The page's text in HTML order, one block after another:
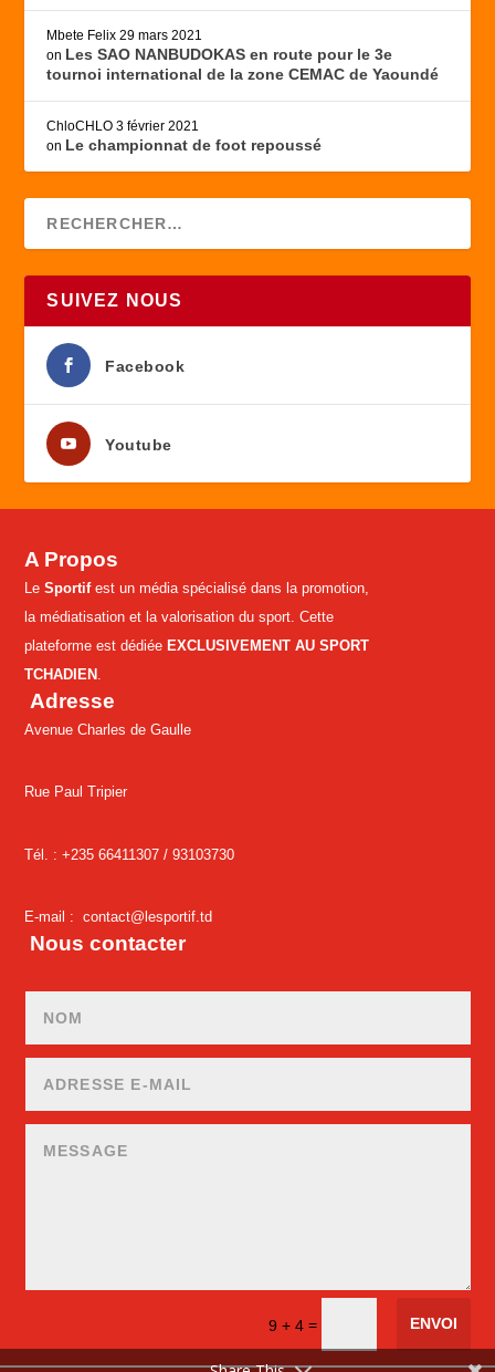
Mbete Felix 29 mars 2021
on Les SAO NANBUDOKAS en route pour le 3e
tournoi international de la zone CEMAC de Yaoundé
ChloCHLO 3 février 2021
on Le championnat de foot repoussé
SUIVEZ NOUS
Facebook
Youtube
A Propos
LeSportifest un média spécialisé dans la promotion,
la médiatisation et la valorisation du sport. Cette
plateforme est dédiée EXCLUSIVEMENT AU SPORT
TCHADIEN
Adresse
Avenue Charles de Gaulle
Rue Paul Tripier
Tél. : +235 66411307 /93103730
E-mail :contact@lesportif.td
Nous contacter
9 + 4= ENVOI